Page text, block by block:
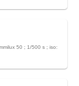
50 ; 1/500 s ; iso: